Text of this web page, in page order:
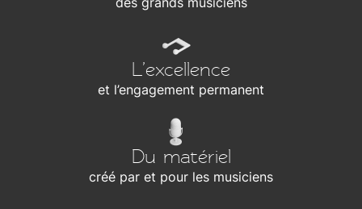
L’excellence
et l’engagement permanent
Du matériel
créé par et pour les musiciens